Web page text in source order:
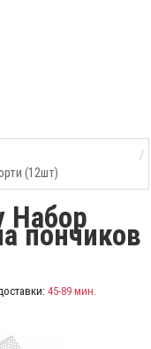
(12шт)
Набор
пончиков
45-89 мин.